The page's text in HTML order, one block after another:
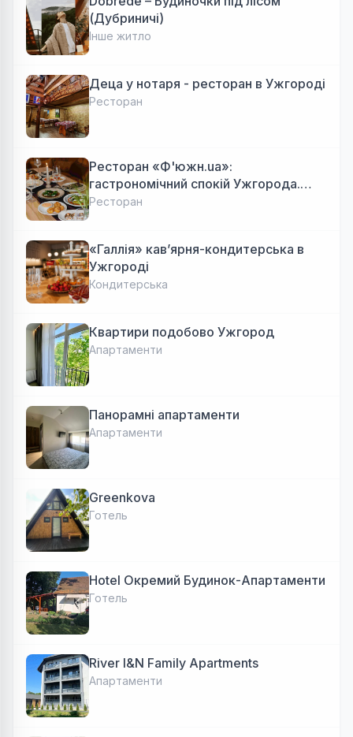
(Дубриничі)
Інше житло
Деца у нотаря - ресторан в Ужгороді
Ресторан
Ресторан «Ф'южн.ua»:
гастрономічний спокій Ужгорода.
Авторська локальна кухня, затишок
Ресторан
«Галлія» кав’ярня-кондитерська в
Ужгороді
Кондитерська
Квартири подобово Ужгород
Апартаменти
Панорамні апартаменти
Апартаменти
Greenkova
Готель
Hotel Окремий Будинок-Апартаменти
Готель
River I&N Family Apartments
Апартаменти